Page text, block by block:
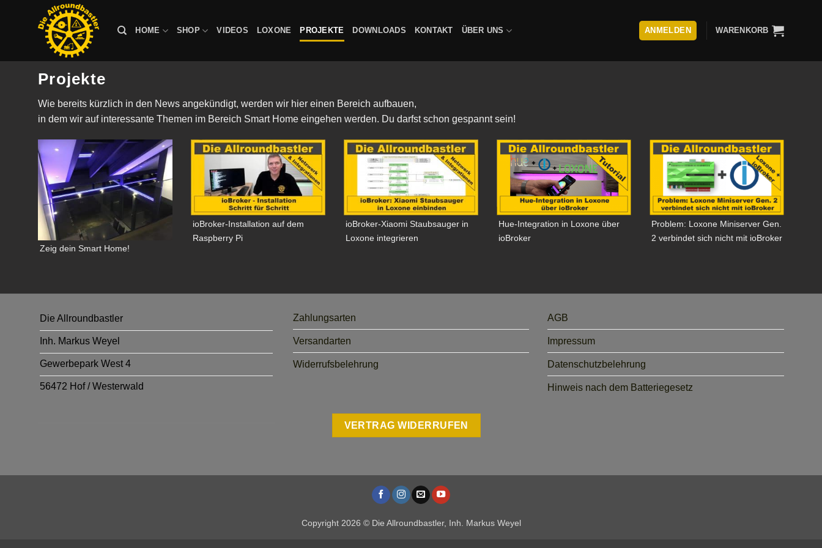
HOME SHOP VIDEOS LOXONE PROJEKTE DOWNLOADS KONTAKT ÜBER UNS ANMELDEN WARENKORB
Projekte
Wie bereits kürzlich in den News angekündigt, werden wir hier einen Bereich aufbauen,
in dem wir auf interessante Themen im Bereich Smart Home eingehen werden. Du darfst schon gespannt sein!
Zeig dein Smart Home!
ioBroker-Installation auf dem
Raspberry Pi
ioBroker-Xiaomi Staubsauger in
Loxone integrieren
Hue-Integration in Loxone über
ioBroker
Problem: Loxone Miniserver Gen.
2 verbindet sich nicht mit ioBroker
Die Allroundbastler
Inh. Markus Weyel
Gewerbepark West 4
56472 Hof / Westerwald
Zahlungsarten
Versandarten
Widerrufsbelehrung
AGB
Impressum
Datenschutzbelehrung
Hinweis nach dem Batteriegesetz
VERTRAG WIDERRUFEN
Copyright 2026 © Die Allroundbastler, Inh. Markus Weyel